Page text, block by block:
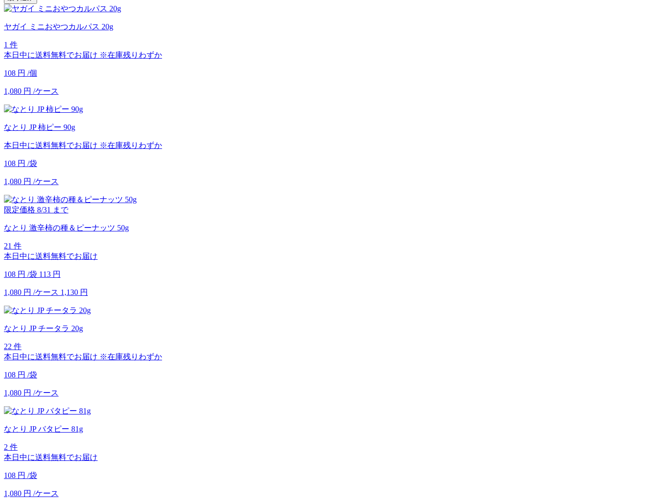
ヤガイ ミニおやつカルパス 20g
1 件
本日中に送料無料でお届け ※在庫残りわずか
108 円 /個
1,080 円 /ケース
なとり JP 柿ピー 90g
本日中に送料無料でお届け ※在庫残りわずか
108 円 /袋
1,080 円 /ケース
限定価格 8/31 まで
なとり 激辛柿の種＆ピーナッツ 50g
21 件
本日中に送料無料でお届け
108 円 /袋 113 円
1,080 円 /ケース 1,130 円
なとり JP チータラ 20g
22 件
本日中に送料無料でお届け ※在庫残りわずか
108 円 /袋
1,080 円 /ケース
なとり JP バタピー 81g
2 件
本日中に送料無料でお届け
108 円 /袋
1,080 円 /ケース